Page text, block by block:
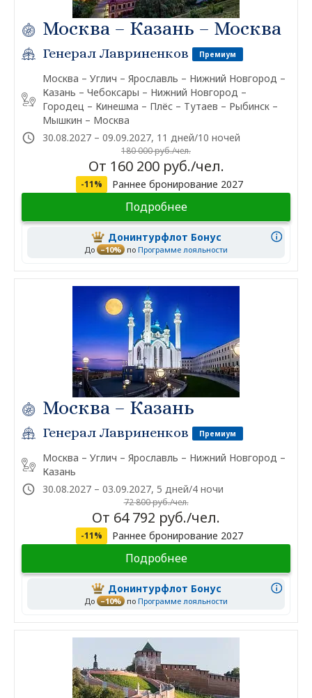
Москва – Казань – Москва
Генерал Лавриненков Премиум
Москва – Углич – Ярославль – Нижний Новгород –
Казань – Чебоксары – Нижний Новгород –
Городец – Кинешма – Плёс – Тутаев – Рыбинск –
Мышкин – Москва
30.08.2027 – 09.09.2027, 11 дней/10 ночей
180 000 руб./чел.
От 160 200 руб./чел.
-11% Раннее бронирование 2027
Подробнее
Донинтурфлот Бонус
До –10% по Программе лояльности
Москва – Казань
Генерал Лавриненков Премиум
Москва – Углич – Ярославль – Нижний Новгород –
Казань
30.08.2027 – 03.09.2027, 5 дней/4 ночи
72 800 руб./чел.
От 64 792 руб./чел.
-11% Раннее бронирование 2027
Подробнее
Донинтурфлот Бонус
До –10% по Программе лояльности